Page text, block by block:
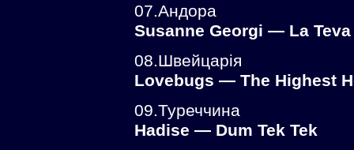
07.Андора
Susanne Georgi — La
08.Швейцарія
Lovebugs — The Highest
09.Туреччина
Hadise — Dum Tek Tek